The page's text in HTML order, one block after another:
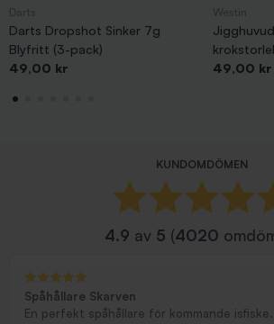
Darts Dropshot Sinker 7g
Blyfritt (3-pack)
Pris
49,00 kr
Pris
49,00 kr
KUNDOMDÖMEN
4.9 av 5 (4020
Spåhållare Skarven
En perfekt spåhållare för kommande isfiske.